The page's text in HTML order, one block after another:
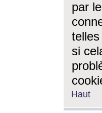
par
si
Haut